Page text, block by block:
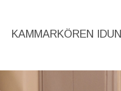
KAMMARKÖREN IDUN